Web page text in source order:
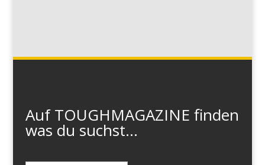
Auf TOUGHMAGAZINE finden
was du suchst...